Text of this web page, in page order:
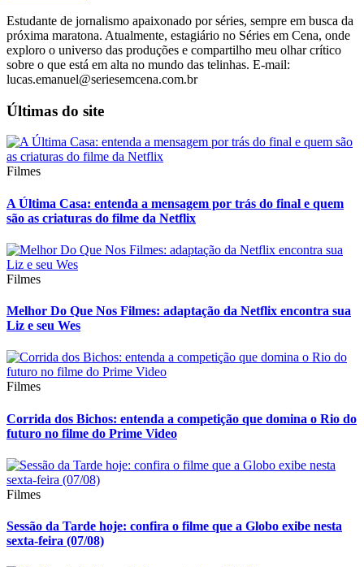
Estudante de jornalismo apaixonado por séries, sempre em busca da
próxima maratona. Atualmente, estagiário no Séries em Cena, onde
exploro o universo das produções e compartilho meu olhar crítico
sobre o que está em alta no mundo das telinhas. E-mail:
lucas.emanuel@seriesemcena.com.br
Últimas do site
Filmes
A Última Casa: entenda a mensagem por trás do final e quem
são as criaturas do filme da Netflix
Filmes
Melhor Do Que Nos Filmes: adaptação da Netflix encontra sua
Liz e seu Wes
Filmes
Corrida dos Bichos: entenda a competição que domina o Rio do
futuro no filme do Prime Video
Filmes
Sessão da Tarde hoje: confira o filme que a Globo exibe nesta
sexta-feira (07/08)